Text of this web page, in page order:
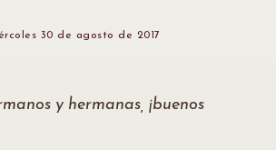
30 de agosto de 2017
y hermanas, ¡buenos